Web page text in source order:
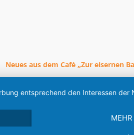
Neues aus dem Café „Zur eisernen
entsprechend den Interessen der
MEHR